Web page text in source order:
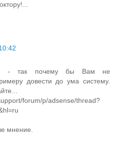
- так почему бы Вам не
довести до ума систему.
forum/p/adsense/thread?
мнение.